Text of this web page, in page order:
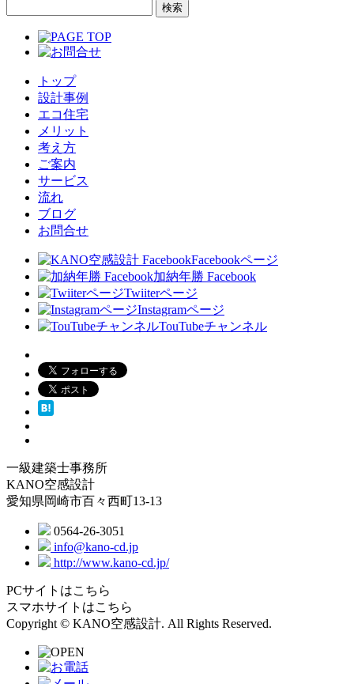
トップ
設計事例
エコ住宅
メリット
考え方
ご案内
サービス
流れ
ブログ
お問合せ
Facebookページ
加納年勝 Facebook
Twiiterページ
Instagramページ
TouTubeチャンネル
一級建築士事務所
KANO空感設計
愛知県岡崎市百々西町13-13
0564-26-3051
info@kano-cd.jp
http://www.kano-cd.jp/
PCサイトはこちら
スマホサイトはこちら
Copyright © KANO空感設計. All Rights Reserved.